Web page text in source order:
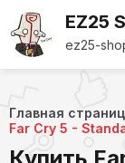
EZ25
ez25-
Главная
Far Cry 5 -